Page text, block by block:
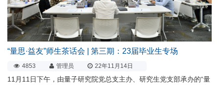
“量思·益友”师生茶话会 | 第三期：23届毕业生专场
4853 管理员 22年11月14日
11月11日下午，由量子研究院党总支主办、研究生党支部承办的“量